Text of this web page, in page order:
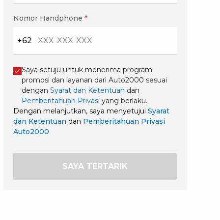
Nomor Handphone *
+62
Saya setuju untuk menerima program
promosi dan layanan dari Auto2000 sesuai
dengan Syarat dan Ketentuan dan
Pemberitahuan Privasi yang berlaku.
Dengan melanjutkan, saya menyetujui Syarat
dan Ketentuan dan Pemberitahuan Privasi
Auto2000
SAYA TERTARIK